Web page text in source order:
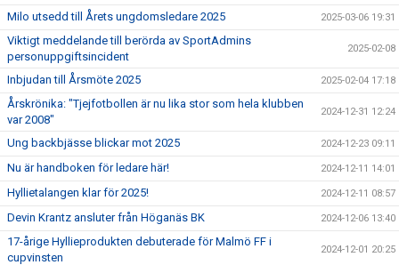
Milo utsedd till Årets ungdomsledare 2025 2025-03-06 19:31
Viktigt meddelande till berörda av SportAdmins
personuppgiftsincident
2025-02-08
Inbjudan till Årsmöte 2025 2025-02-04 17:18
Årskrönika: "Tjejfotbollen är nu lika stor som hela klubben
var 2008"
2024-12-31 12:24
Ung backbjässe blickar mot 2025 2024-12-23 09:11
Nu är handboken för ledare här! 2024-12-11 14:01
Hyllietalangen klar för 2025! 2024-12-11 08:57
Devin Krantz ansluter från Höganäs BK 2024-12-06 13:40
17-årige Hyllieprodukten debuterade för Malmö FF i
cupvinsten
2024-12-01 20:25